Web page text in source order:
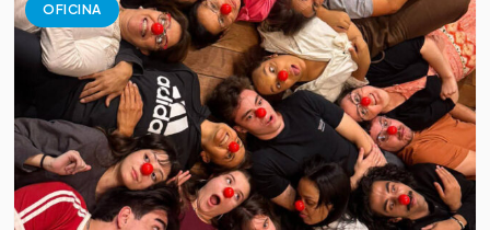
OFICINA